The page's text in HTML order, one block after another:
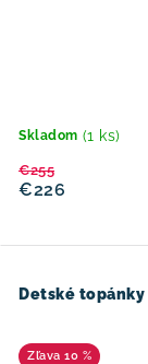
Skladom (1 ks)
€226
€255
Detské topánky
10 %